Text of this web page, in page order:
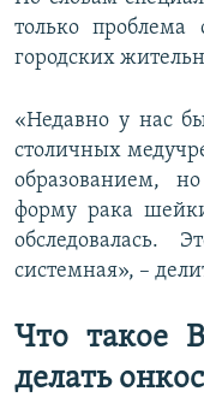
только
городских
«Недавно у нас
столичных
образованием,
форму рака
обследовалась.
системная», –
Что такое
делать